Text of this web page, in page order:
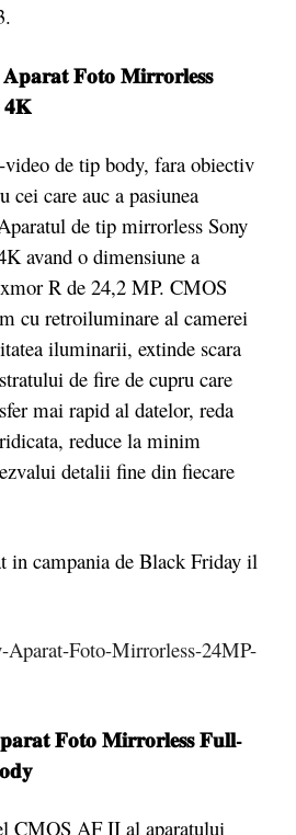
𝐅𝐨𝐭𝐨 𝐌𝐢𝐫𝐫𝐨𝐫𝐥𝐞𝐬𝐬
𝟒𝐊
video de tip body, fara obiectiv
cei care auc a pasiunea
de tip mirrorless Sony
avand o dimensiune a
R de 24,2 MP. CMOS
cu retroiluminare al camerei
iluminarii, extinde scara
de fire de cupru care
mai rapid al datelor, reda
reduce la minim
detalii fine din fiecare
in campania de Black Friday il
𝐅𝐨𝐭𝐨 𝐌𝐢𝐫𝐫𝐨𝐫𝐥𝐞𝐬𝐬 𝐅𝐮𝐥𝐥-
CMOS AF II al aparatului